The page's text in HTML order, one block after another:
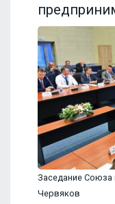
Заседание
Червяков